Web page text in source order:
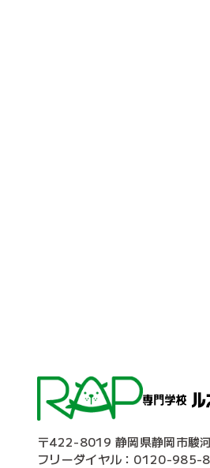
〒422-8019 静岡県静岡市駿
フリーダイヤル：0120-985-